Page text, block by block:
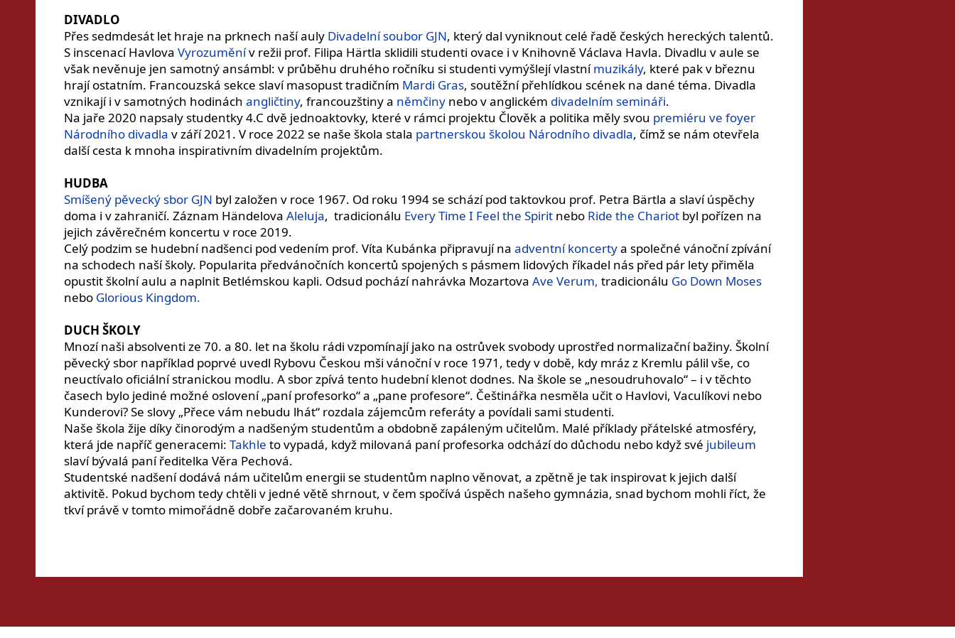
DIVADLO
Přes sedmdesát let hraje na prknech naší auly Divadelní soubor GJN, který dal vyniknout celé řadě českých hereckých talentů.
S inscenací Havlova Vyrozuměnív režii prof. Filipa Härtla sklidili studenti ovace i v Knihovně Václava Havla. Divadlu v aule se
však nevěnuje jen samotný ansámbl: v průběhu druhého ročníku si studenti vymýšlejí vlastnímuzikály, které pak v březnu
hrají ostatním. Francouzská sekce slaví masopust tradičním Mardi Gras, soutěžní přehlídkou scének na dané téma. Divadla
vznikají i v samotných hodinách angličtiny, francouzštiny a němčiny nebo v anglickém divadelním semináři.
Na jaře 2020 napsaly studentky 4.C dvě jednoaktovky, které v rámci projektu Člověk a politika měly svou premiéru ve foyer
Národního divadla v září 2021. V roce 2022 se naše škola stala partnerskou školou Národního divadla, čímž se nám otevřela
další cesta k mnoha inspirativním divadelním projektům.
HUDBA
Smíšený pěvecký sbor GJN byl založen v roce 1967. Od roku 1994 se schází pod taktovkou prof. Petra Bärtla a slaví úspěchy
doma i v zahraničí. Záznam Händelova Aleluja, tradicionálu Every Time I Feel the Spirit nebo Ride the Chariot byl pořízen na
jejich závěrečném koncertu v roce 2019.
Celý podzim se hudební nadšenci pod vedením prof. Víta Kubánka připravují na adventní koncertya společné vánoční zpívání
na schodech naší školy. Popularita předvánočních koncertů spojených s pásmem lidových říkadel nás před pár lety přiměla
opustit školní aulu a naplnit Betlémskou kapli. Odsud pochází nahrávka Mozartova Ave Verum, tradicionálu Go Down Moses
nebo Glorious Kingdom.
DUCH ŠKOLY
Mnozí naši absolventi ze 70. a 80. let na školu rádi vzpomínají jako na ostrůvek svobody uprostřed normalizační bažiny. Školní
pěvecký sbor například poprvé uvedl Rybovu Českou mši vánoční v roce 1971, tedy v době, kdy mráz z Kremlu pálil vše, co
neuctívalo oficiální stranickou modlu. A sbor zpívá tento hudební klenot dodnes. Na škole se „nesoudruhovalo“ – i v těchto
časech bylo jediné možné oslovení „paní profesorko“ a „pane profesore“. Češtinářka nesměla učit o Havlovi, Vaculíkovi nebo
Kunderovi? Se slovy „Přece vám nebudu lhát“ rozdala zájemcům referáty a povídali sami studenti.
Naše škola žije díky činorodým a nadšeným studentům a obdobně zapáleným učitelům. Malé příklady přátelské atmosféry,
která jde napříč generacemi: Takhle to vypadá, když milovaná paní profesorka odchází do důchodu nebo když své jubileum
slaví bývalá paní ředitelka Věra Pechová.
Studentské nadšení dodává nám učitelům energii se studentům naplno věnovat, a zpětně je tak inspirovat k jejich další
aktivitě. Pokud bychom tedy chtěli v jedné větě shrnout, v čem spočívá úspěch našeho gymnázia, snad bychom mohli říct, že
tkví právě v tomto mimořádně dobře začarovaném kruhu.